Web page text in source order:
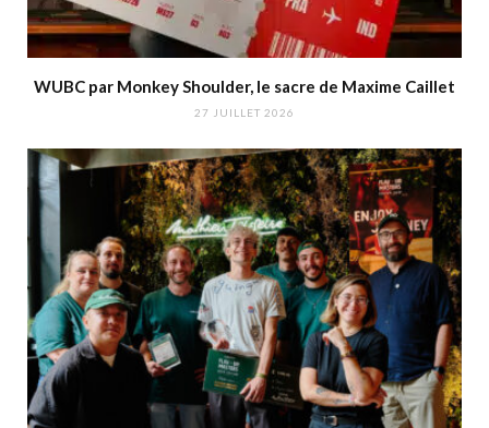
WUBC par Monkey Shoulder, le sacre de Maxime Caillet
27 JUILLET 2026